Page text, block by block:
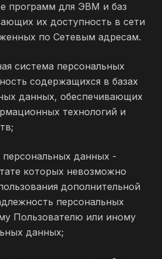
программ для ЭВМ и баз
их доступность в сети
по Сетевым адресам.
система персональных
содержащихся в базах
данных, обеспечивающих
технологий и
персональных данных -
которых невозможно
дополнительной
персональных
Пользователю или иному
данных;